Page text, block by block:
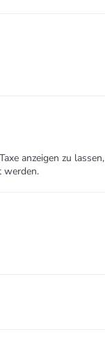
anzeigen zu lassen,
werden.